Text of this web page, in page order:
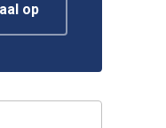
op